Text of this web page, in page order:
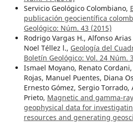
Servicio Geológico Colombiano,
publicación geocientífica
Geológico: Núm. 43 (2015)
Rodrigo Vargas H., Alfonso
Noel Téllez l., Geología del
Boletín Geológico: Vol. 24 Núm.
Ismael Moyano, Renato
Rojas, Manuel Puentes, Diana
Ernesto Gómez, Sergio Torrado,
Prieto, Magnetic and gamma-
geophysical data for
resources and generating